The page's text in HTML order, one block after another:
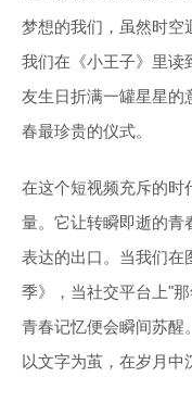
梦想的我们，虽然时空
我们在《小王子》里读
友生日折满一罐星星
春最珍贵的仪式。
在这个短视频充斥的时
量。它让转瞬即逝的青
表达的出口。当我们在
季》，当社交平台上"
青春记忆便会瞬间苏醒
以文字为茧，在岁月中